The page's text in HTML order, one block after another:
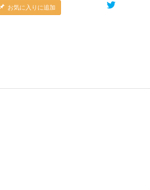
お気に入りに追加